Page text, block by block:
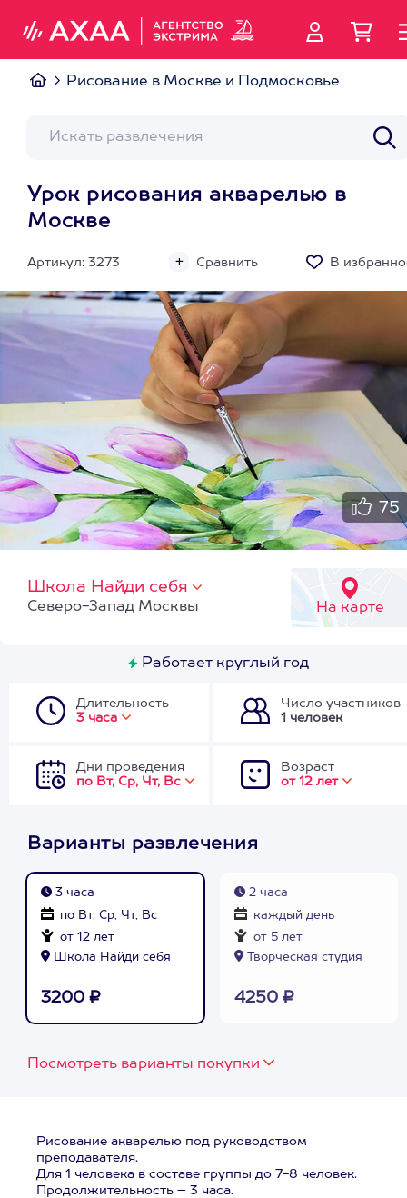
Рисование в Москве и Подмосковье
Урок рисования акварелью в
Москве
Артикул: 3273 Сравнить В
75
Школа Найди себя
На карте
Северо-Запад Москвы
Работает круглый год
Длительность
3 часа
Число участников
1 человек
Дни проведения
по Вт, Ср, Чт, Вс
Возраст
от 12 лет
Варианты развлечения
3 часа
по Вт, Ср, Чт, Вс
от 12 лет
Школа Найди себя
3200 ₽
2 часа
каждый день
от 5 лет
Творческая студия
4250 ₽
Посмотреть варианты покупки
Рисование акварелью под руководством
преподавателя.
Для 1 человека в составе группы до 7-8 человек.
Продолжительность – 3 часа.